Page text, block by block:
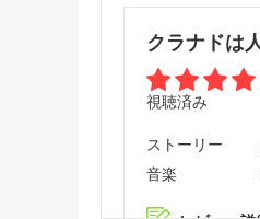
クラナドは
視聴済み
ストーリー
音楽